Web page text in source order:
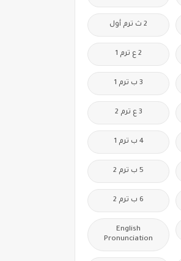
2 ث ترم أول
2 ع ترم 1
3 ب ترم 1
3 ع ترم 2
4 ب ترم 1
5 ب ترم 2
6 ب ترم 2
English
Pronunciation